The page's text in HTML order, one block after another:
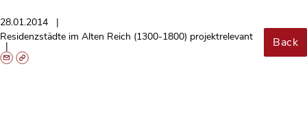
28.01.2014
Residenzstädte im Alten Reich (1300-1800) projektrelevant
Back